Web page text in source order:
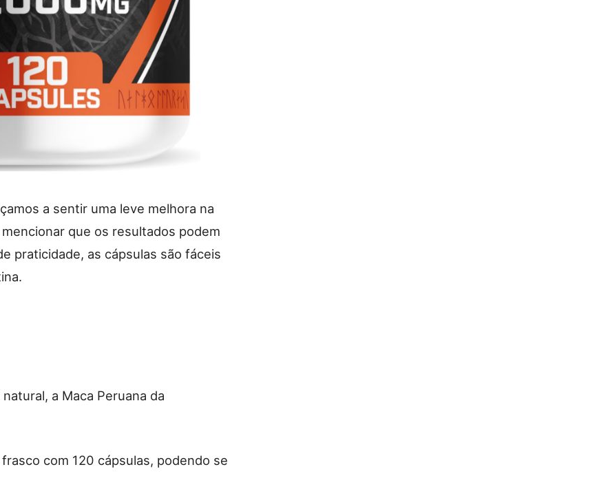
a sentir uma leve melhora na
que os resultados podem
praticidade, as cápsulas são fáceis
a Maca Peruana da
com 120 cápsulas, podendo se